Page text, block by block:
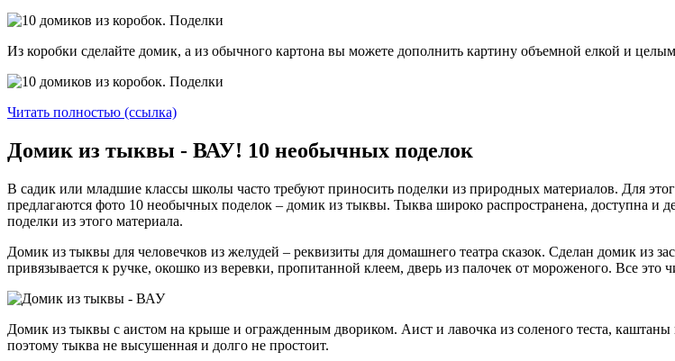
Из коробки сделайте домик, а из обычного картона вы можете дополнить картину объемной елкой и
Читать полностью (ссылка)
Домик из тыквы - ВАУ! 10 необычных поделок
В садик или младшие классы школы часто требуют приносить поделки из природных материалов. Для
предлагаются фото 10 необычных поделок – домик из тыквы. Тыква широко распространена, доступна и
поделки из этого материала.
Домик из тыквы для человечков из желудей – реквизиты для домашнего театра сказок. Сделан домик
привязывается к ручке, окошко из веревки, пропитанной клеем, дверь из палочек от мороженого. Все это
Домик из тыквы с аистом на крыше и огражденным двориком. Аист и лавочка из соленого теста,
поэтому тыква не высушенная и долго не простоит.